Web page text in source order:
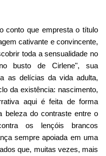
conto que empresta o título
cativante e convincente,
toda a sensualidade no
busto de Cirlene", sua
as delícias da vida adulta,
da existência: nascimento,
aqui é feita de forma
beleza do contraste entre o
os lençóis brancos
sempre apoiada em uma
que, muitas vezes, mais